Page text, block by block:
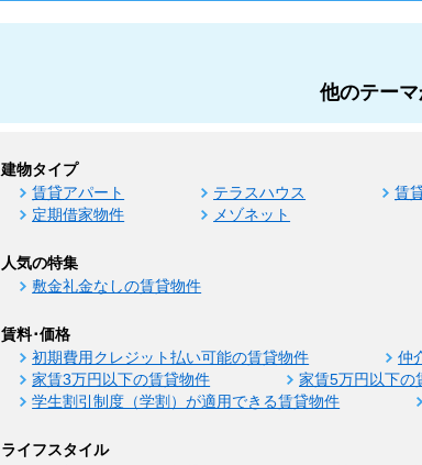
他のテー
建物タイプ
賃貸アパート テラスハウス 賃
定期借家物件
メゾネット
人気の特集
敷金礼金なしの賃貸物件
賃料･価格
初期費用クレジット払い可能の賃貸物件 仲
家賃3万円以下の賃貸物件
家賃5万円以下の
学生割引制度（学割）が適用できる賃貸物件
ライフスタイル